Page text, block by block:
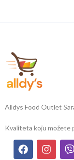
Alldys Food Outlet
Kvaliteta koju možete